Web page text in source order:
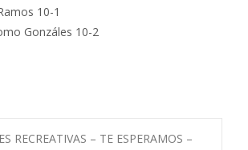
10-1
Gonzáles 10-2
RECREATIVAS – TE ESPERAMOS –